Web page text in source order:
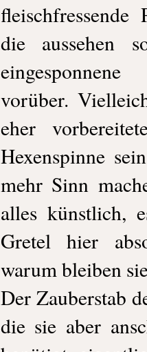
die aussehen
vorüber.
eher
Hexenspinne
mehr Sinn
alles künstlich,
Gretel hier
warum bleiben
Der Zauberstab
die sie aber